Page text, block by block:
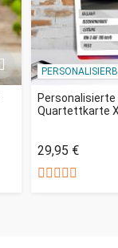
Personalisierte
Quartettkarte
29,95 €